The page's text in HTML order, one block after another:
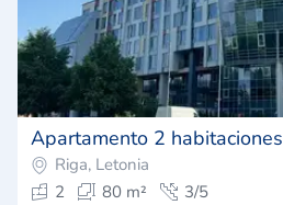
Apartamento 2 habitaciones
Riga, Letonia
2
80 m²
3/5